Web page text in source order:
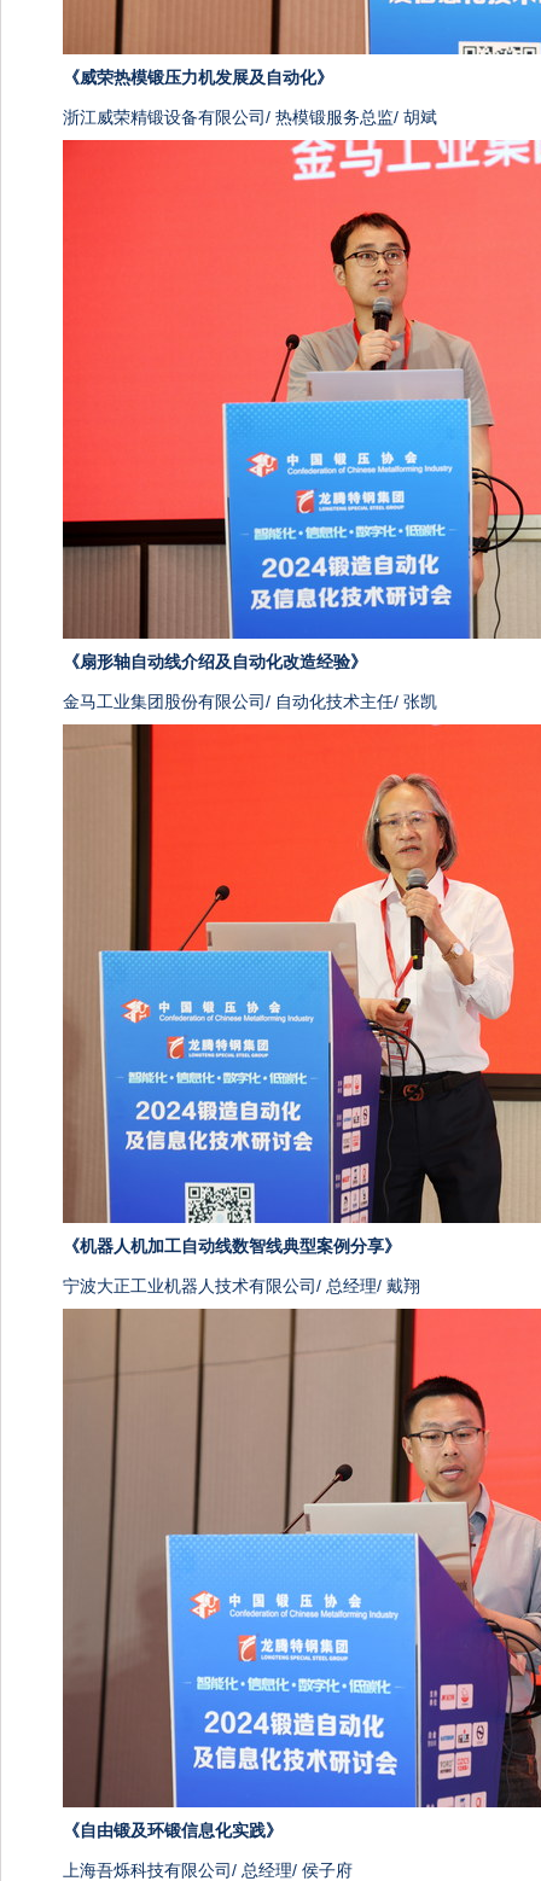
《威荣热模锻压力机发展及自动化》
浙江威荣精锻设备有限公司/ 热模锻服务总监/ 胡斌
《扇形轴自动线介绍及自动化改造经验》
金马工业集团股份有限公司/ 自动化技术主任/ 张凯
《机器人机加工自动线数智线典型案例分享》
宁波大正工业机器人技术有限公司/ 总经理/ 戴翔
《自由锻及环锻信息化实践》
上海吾烁科技有限公司/ 总经理/ 侯子府